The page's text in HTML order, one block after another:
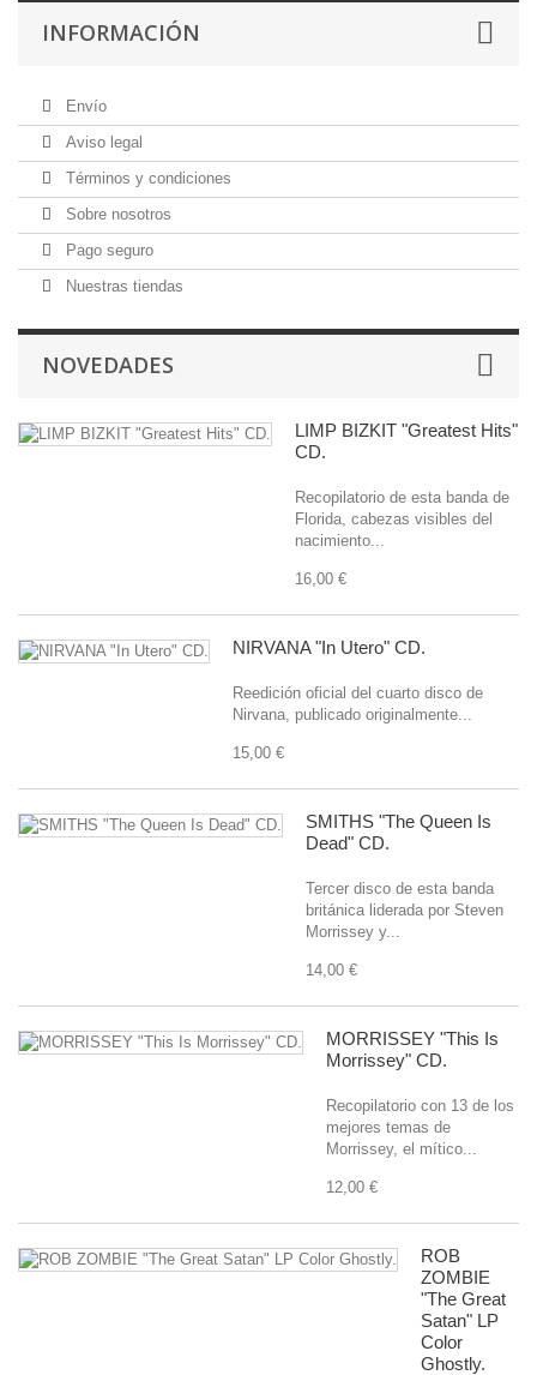
INFORMACIÓN
Envío
Aviso legal
Términos y condiciones
Sobre nosotros
Pago seguro
Nuestras tiendas
NOVEDADES
LIMP BIZKIT "Greatest Hits"
CD.
Recopilatorio de esta banda de
Florida, cabezas visibles del
nacimiento...
16,00 €
NIRVANA "In Utero" CD.
Reedición oficial del cuarto disco de
Nirvana, publicado originalmente...
15,00 €
SMITHS "The Queen Is
Dead" CD.
Tercer disco de esta banda
británica liderada por Steven
Morrissey y...
14,00 €
MORRISSEY "This Is
Morrissey" CD.
Recopilatorio con 13 de los
mejores temas de
Morrissey, el mítico...
12,00 €
ROB
ZOMBIE
"The Great
Satan" LP
Color
Ghostly.